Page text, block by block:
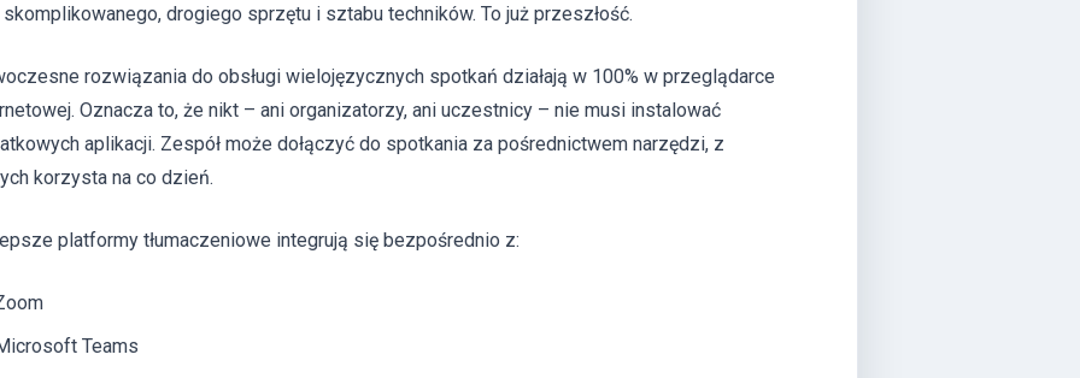
drogiego sprzętu i sztabu techników. To już przeszłość.
rozwiązania do obsługi wielojęzycznych spotkań działają w 100% w przeglądarce
Oznacza to, że nikt – ani organizatorzy, ani uczestnicy – nie musi instalować
aplikacji. Zespół może dołączyć do spotkania za pośrednictwem narzędzi, z
korzysta na co dzień.
platformy tłumaczeniowe integrują się bezpośrednio z:
Teams